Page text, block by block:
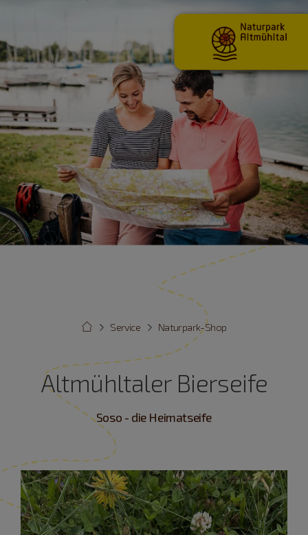
Naturpark-Shop
Service
Altmühltaler Bierseife
Soso - die Heimatseife